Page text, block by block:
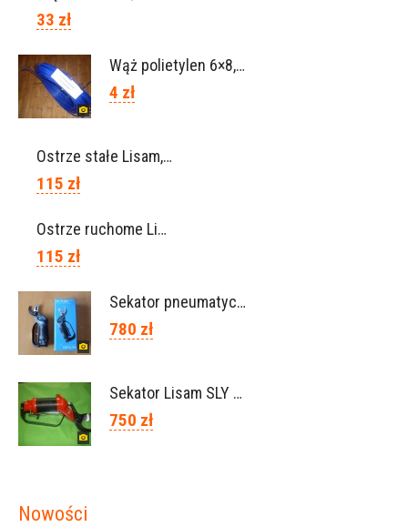
33 zł
Wąż polietylen 6×8, Ref.0120.0203
4 zł
Ostrze stałe Lisam, Ref. A1206
115 zł
Ostrze ruchome Lisam, Ref. A1208
115 zł
Sekator pneumatyczny VICTORY (Campagnola Włochy)
780 zł
Sekator Lisam SLY / przedłużki 0,5m 1m (Włochy)
750 zł
Nowości